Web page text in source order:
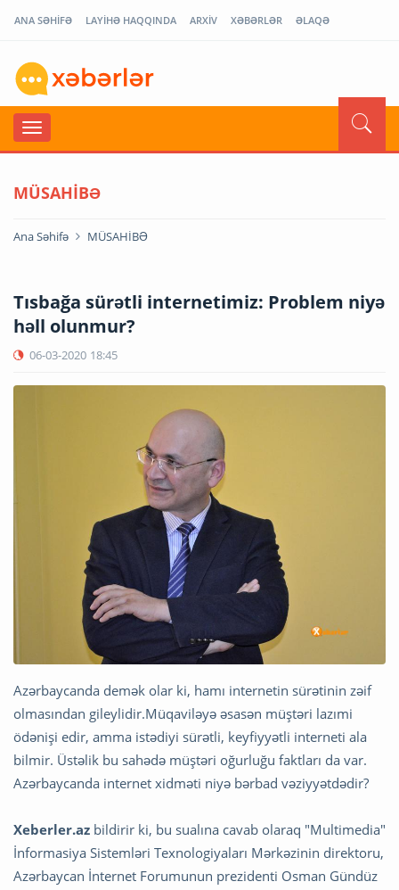
ANA SƏHİFƏ LAYİHƏ HAQQINDA ARXİV XƏBƏRLƏR ƏLAQƏ
MÜSAHİBƏ
Ana Səhifə MÜSAHİBƏ
Tısbağa sürətli internetimiz: Problem niyə
həll olunmur?
06-03-2020 18:45
Azərbaycanda demək olar ki, hamı internetin sürətinin zəif
olmasından gileylidir.Müqaviləyə əsasən müştəri lazımi
ödənişi edir, amma istədiyi sürətli, keyfiyyətli interneti ala
bilmir. Üstəlik bu sahədə müştəri oğurluğu faktları da var.
Azərbaycanda internet xidməti niyə bərbad vəziyyətdədir?
Xeberler.az bildirir ki, bu sualına cavab olaraq "Multimedia"
İnformasiya Sistemləri Texnologiyaları Mərkəzinin direktoru,
Azərbaycan İnternet Forumunun prezidenti Osman Gündüz